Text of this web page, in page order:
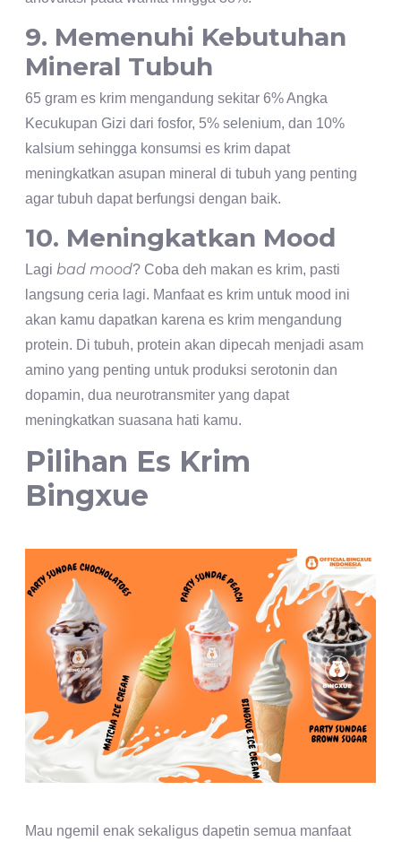
9. Memenuhi Kebutuhan
Mineral Tubuh
65 gram es krim mengandung sekitar 6% Angka
Kecukupan Gizi dari fosfor, 5% selenium, dan 10%
kalsium sehingga konsumsi es krim dapat
meningkatkan asupan mineral di tubuh yang penting
agar tubuh dapat berfungsi dengan baik.
10. Meningkatkan Mood
Lagi bad mood? Coba deh makan es krim, pasti
langsung ceria lagi. Manfaat es krim untuk mood ini
akan kamu dapatkan karena es krim mengandung
protein. Di tubuh, protein akan dipecah menjadi asam
amino yang penting untuk produksi serotonin dan
dopamin, dua neurotransmiter yang dapat
meningkatkan suasana hati kamu.
Pilihan Es Krim
Bingxue
Mau ngemil enak sekaligus dapetin semua manfaat